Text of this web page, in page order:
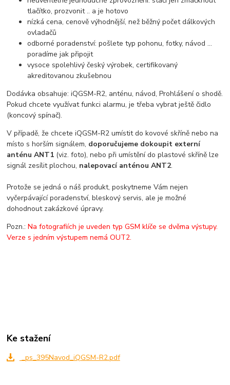
tlačítko, prozvonit .. a je hotovo
nízká cena, cenově výhodnější, než běžný počet dálkových
ovladačů
odborné poradenství: pošlete typ pohonu, fotky, návod ...
poradíme jak připojit
vysoce spolehlivý český výrobek, certifikovaný
akreditovanou zkušebnou
Dodávka obsahuje: iQGSM-R2, anténu, návod, Prohlášení o shodě.
Pokud chcete využívat funkci alarmu, je třeba vybrat ještě čidlo
(koncový spínač).
V případě, že chcete iQGSM-R2 umístit do kovové skříně nebo na
místo s horším signálem, doporučujeme dokoupit externí
anténu ANT1 (viz. foto), nebo při umístění do plastové skříně lze
signál zesílit plochou, nalepovací anténou ANT2.
Protože se jedná o náš produkt, poskytneme Vám nejen
vyčerpávající poradenství, bleskový servis, ale je možné
dohodnout zakázkové úpravy.
Pozn.:Na fotografiích je uveden typ GSM klíče se dvěma výstupy.
Verze s jedním výstupem nemá OUT2.
Ke stažení
_ps_395Navod_iQGSM-R2.pdf